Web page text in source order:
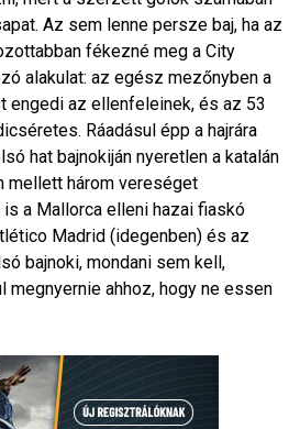
Az sem lenne persze baj, ha az
fékezné meg a City
alakulat: az egész mezőnyben a
engedi az ellenfeleinek, és az 53
Ráadásul épp a hajrára
hat bajnokiján nyeretlen a katalán
mellett három vereséget
a Mallorca elleni hazai fiaskó
Madrid (idegenben) és az
bajnoki, mondani sem kell,
ahhoz, hogy ne essen